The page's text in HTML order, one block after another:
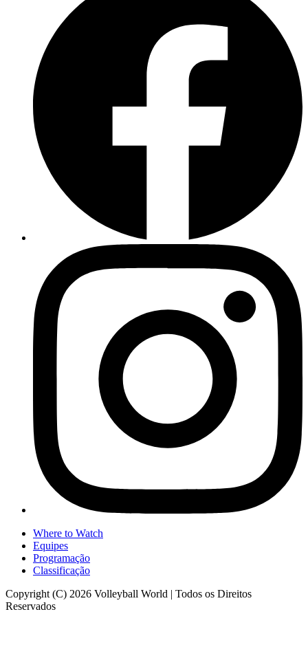
Where to Watch
Equipes
Programação
Classificação
Copyright (C) 2026 Volleyball World | Todos os Direitos
Reservados